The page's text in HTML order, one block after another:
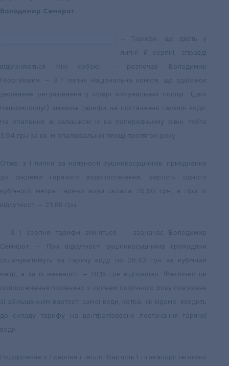
Володимир Семирот.
— Тарифи, що діють у
липні й серпні, справді
відрізняються між собою, — розпочав Володимир
Георгійович. — 3 1 липня Національна комісія, що здійснює
державне регулювання у сфері комунальних послуг, (далі
Нацкомпослуг) змінила тарифи на постачання гарячої води.
На опалення ж залишили їх на попередньому рівні, тобто
3,04 грн за кв. м опалювальної площі протягом року.
Отже, з 1 липня за наявності рушникосушників, приєднаних
до системи гарячого водопостачання, вартість одного
кубічного метра гарячої води склала 25,60 грн, а при їх
відсутності — 23,88 грн.
— З 1 серпня тарифи зміняться, — зазначає Володимир
Семирот. — При відсутності рушникосушників громадяни
сплачуватимуть за гарячу воду по 26,43 грн за кубічний
метр, а за їх наявності — 28,15 грн відповідно. Фактично це
подорожчання порівняно з липнем поточного року пов’язане
зі збільшенням вартості самої води, котра, як відомо, входить
до складу тарифу на централізоване постачання гарячої
води.
Подорожчає з 1 серпня і тепло. Вартість 1 гігакалорії теплової